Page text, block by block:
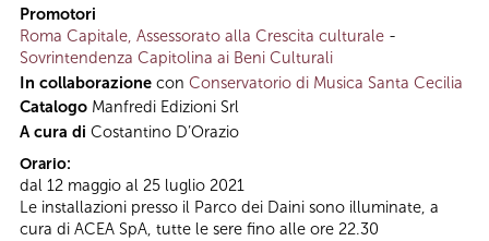
Promotori
Roma Capitale, Assessorato alla Crescita culturale -
Sovrintendenza Capitolina ai Beni Culturali
In collaborazione con Conservatorio di Musica Santa Cecilia
Catalogo Manfredi Edizioni Srl
A cura di Costantino D’Orazio
Orario:
dal 12 maggio al 25 luglio 2021
Le installazioni presso il Parco dei Daini sono illuminate, a
cura di ACEA SpA, tutte le sere fino alle ore 22.30